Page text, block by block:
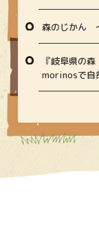
森のじかん
『岐阜県の
morinosで自